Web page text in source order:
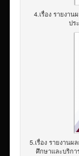
4.เรื่อง รายงา
ปร
5.เรื่อง รายงานผ
ศึกษาและบริก